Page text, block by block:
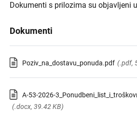
Dokumenti s prilozima su objavljeni
Dokumenti
Poziv_na_dostavu_ponuda.pdf (.pdf,
A-53-2026-
(.docx, 39.42 KB)